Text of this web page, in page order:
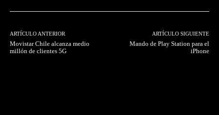
ARTÍCULO ANTERIOR
Movistar Chile alcanza medio
millón de clientes 5G
ARTÍCULO SIGUIENTE
Mando de Play Station para el
iPhone